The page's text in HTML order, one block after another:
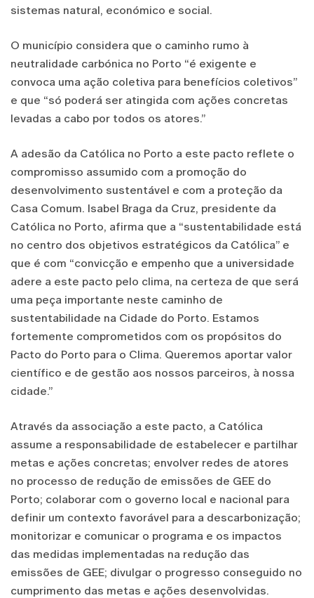
sistemas natural, económico e social.
O município considera que o caminho rumo à
neutralidade carbónica no Porto “é exigente e
convoca uma ação coletiva para benefícios coletivos”
e que “só poderá ser atingida com ações concretas
levadas a cabo por todos os atores.”
A adesão da Católica no Porto a este pacto reflete o
compromisso assumido com a promoção do
desenvolvimento sustentável e com a proteção da
Casa Comum. Isabel Braga da Cruz, presidente da
Católica no Porto, afirma que a “sustentabilidade está
no centro dos objetivos estratégicos da Católica” e
que é com “convicção e empenho que a universidade
adere a este pacto pelo clima, na certeza de que será
uma peça importante neste caminho de
sustentabilidade na Cidade do Porto. Estamos
fortemente comprometidos com os propósitos do
Pacto do Porto para o Clima. Queremos aportar valor
científico e de gestão aos nossos parceiros, à nossa
cidade.”
Através da associação a este pacto, a Católica
assume a responsabilidade de estabelecer e partilhar
metas e ações concretas; envolver redes de atores
no processo de redução de emissões de GEE do
Porto; colaborar com o governo local e nacional para
definir um contexto favorável para a descarbonização;
monitorizar e comunicar o programa e os impactos
das medidas implementadas na redução das
emissões de GEE; divulgar o progresso conseguido no
cumprimento das metas e ações desenvolvidas.